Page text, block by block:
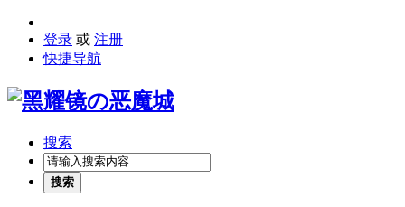
登录 或 注册
快捷导航
搜索
搜索